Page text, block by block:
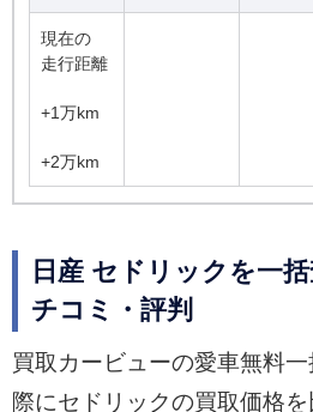
現在の
走行距離
+1万km
+2万km
日産 セドリックを一
チコミ・評判
買取カービューの愛車無料
際にセドリックの買取価格